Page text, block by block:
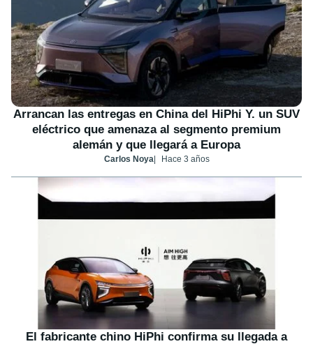
Arrancan las entregas en China del HiPhi Y. un SUV
eléctrico que amenaza al segmento premium
alemán y que llegará a Europa
Carlos Noya Hace 3 años
El fabricante chino HiPhi confirma su llegada a